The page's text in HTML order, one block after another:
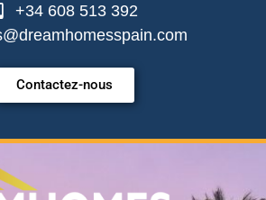
+34 608 513 392
Contactez-nous